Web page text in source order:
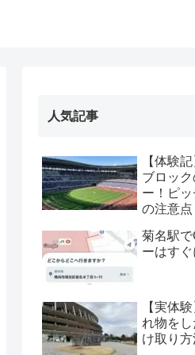
人気記事
【体験
ブロック
ー！ピ
の注意点
菊名駅
ーはすぐ
【実体
れ物を
け取り